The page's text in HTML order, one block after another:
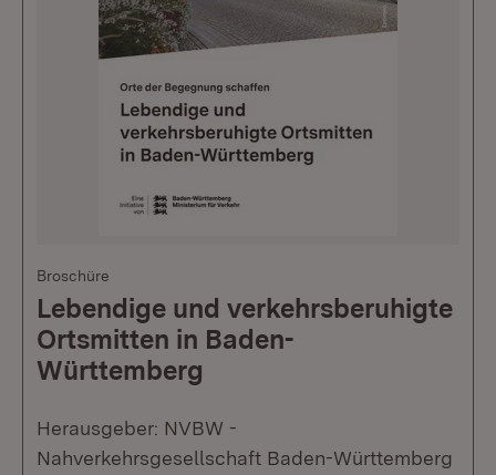
Broschüre
Lebendige und verkehrsberuhigte
Ortsmitten in Baden-
Württemberg
Herausgeber: NVBW -
Nahverkehrsgesellschaft Baden-Württemberg